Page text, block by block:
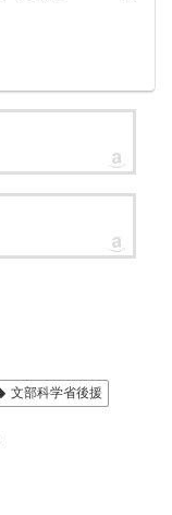
文部科学省後援